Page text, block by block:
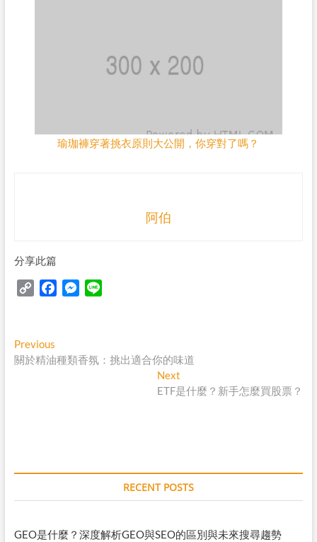
瑜珈褲穿著挑衣原則大公開，你穿對了嗎？
阿伯
分享此篇
y
L
b
M
e
Post
navigation
PreviousPrevious
post:
關於精油種類香氛：挑出適合你的味道
Next
post:
ETF是什麼？新手怎麼買股票？
RECENT POSTS
GEO是什麼？深度解析GEO與SEO的區別與未來搜尋趨勢